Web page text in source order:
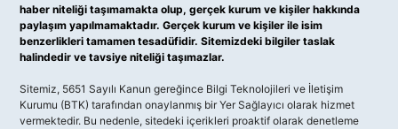
haber niteliği taşımamakta olup, gerçek kurum ve kişiler hakkında
paylaşım yapılmamaktadır. Gerçek kurum ve kişiler ile isim
benzerlikleri tamamen tesadüfidir. Sitemizdeki bilgiler taslak
halindedir ve tavsiye niteliği taşımazlar.
Sitemiz, 5651 Sayılı Kanun gereğince Bilgi Teknolojileri ve İletişim
Kurumu (BTK) tarafından onaylanmış bir Yer Sağlayıcı olarak hizmet
vermektedir. Bu nedenle, sitedeki içerikleri proaktif olarak denetleme